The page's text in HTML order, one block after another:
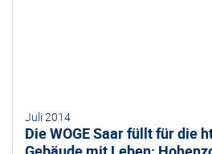
Juli 2014
Die WOGE Saar füllt für die